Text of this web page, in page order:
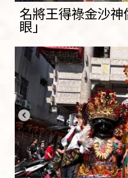
名將王得祿金沙
眼」